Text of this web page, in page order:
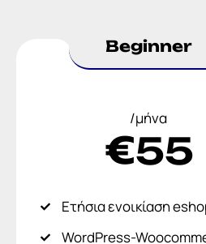
Beginner
/μήνα
€55
Ετήσια ενοικίαση
WordPress-